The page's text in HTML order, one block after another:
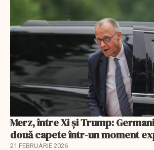
Merz, între Xi și Trump:
două capete într-un moment
21 FEBRUARIE 2026